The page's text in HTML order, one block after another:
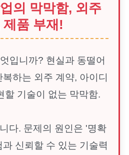
의 막막함, 외주
제품 부재!
입니까? 현실과 동떨어
하는 외주 계약, 아이디
할 기술이 없는 막막함.
다. 문제의 원인은 '명확
신뢰할 수 있는 기술력